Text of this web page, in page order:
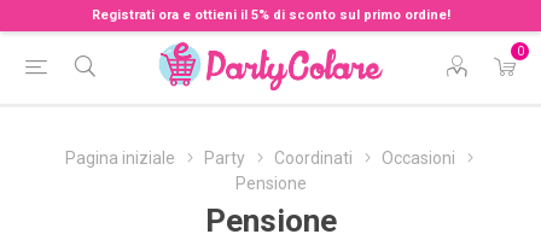
Registrati ora e ottieni il 5% di sconto sul primo ordine!
0
Pagina iniziale Party Coordinati
Occasioni
Pensione
Pensione